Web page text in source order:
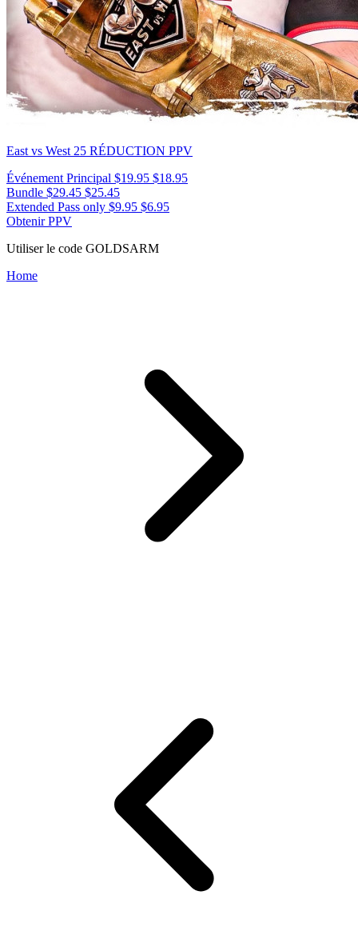
East vs West 25 RÉDUCTION PPV
Événement Principal $19.95 $18.95
Bundle $29.45 $25.45
Extended Pass only $9.95 $6.95
Obtenir PPV
Utiliser le code GOLDSARM
Home